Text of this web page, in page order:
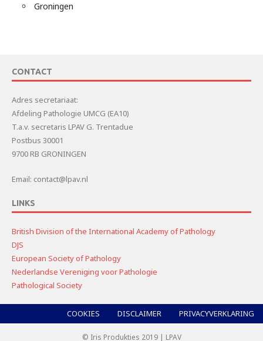
Groningen
CONTACT
Adres secretariaat:
Afdeling Pathologie UMCG (EA10)
T.a.v. secretaris LPAV G. Trentadue
Postbus 30001
9700 RB GRONINGEN
Email: contact@lpav.nl
LINKS
British Division of the International Academy of Pathology
DJS
European Society of Pathology
Nederlandse Vereniging voor Pathologie
Pathological Society
COOKIES DISCLAIMER PRIVACYVERKLARING
© Iris Produkties 2019 | LPAV